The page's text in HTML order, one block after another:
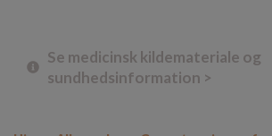
Se medicinsk kildemateriale og
sundhedsinformation >